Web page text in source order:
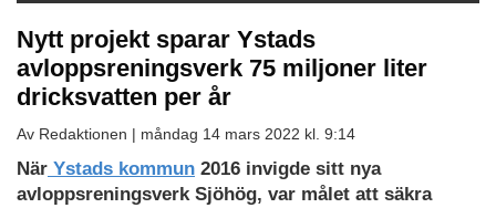
Nytt projekt sparar Ystads
avloppsreningsverk 75 miljoner liter
dricksvatten per år
Av Redaktionen | måndag 14 mars 2022 kl. 9:14
När Ystads kommun 2016 invigde sitt nya
avloppsreningsverk Sjöhög, var målet att säkra